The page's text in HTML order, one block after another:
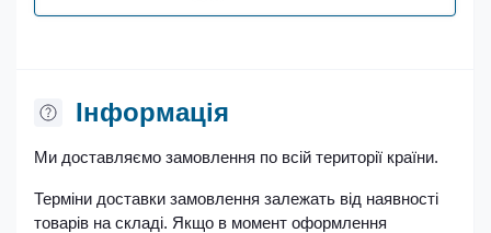
Iнформація
Ми доставляємо замовлення по всій території країни.
Терміни доставки замовлення залежать від наявності
товарів на складі. Якщо в момент оформлення